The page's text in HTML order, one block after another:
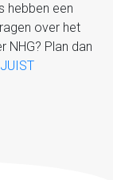
hebben een
over het
NHG? Plan dan
JUIST